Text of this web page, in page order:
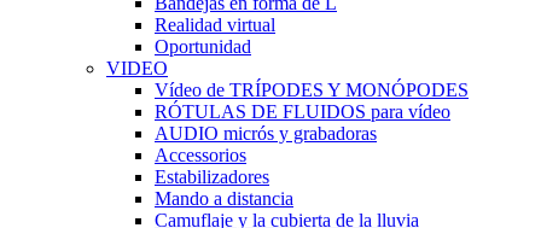
Realidad virtual
Oportunidad
VIDEO
Vídeo de TRÍPODES Y MONÓPODES
RÓTULAS DE FLUIDOS para vídeo
AUDIO micrós y grabadoras
Accessorios
Estabilizadores
Mando a distancia
Camuflaje y la cubierta de la lluvia